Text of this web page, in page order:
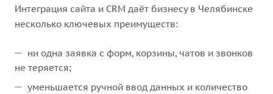
Интеграция сайта и CRM даёт бизнесу в Челябинске
несколько ключевых преимуществ:
ни одна заявка с форм, корзины, чатов и звонков
не теряется;
уменьшается ручной ввод данных и количество